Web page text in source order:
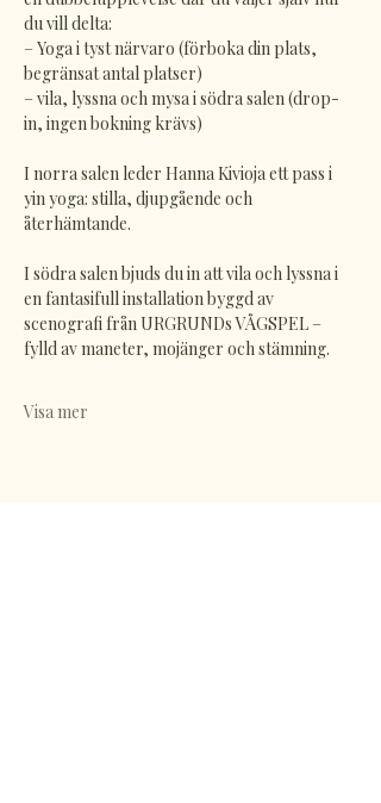
du vill delta:
– Yoga i tyst närvaro (förboka din plats,
begränsat antal platser)
– vila, lyssna och mysa i södra salen (drop-
in, ingen bokning krävs)
I norra salen leder Hanna Kivioja ett pass i
yin yoga: stilla, djupgående och
återhämtande.
I södra salen bjuds du in att vila och lyssna i
en fantasifull installation byggd av
scenografi från URGRUNDs VÅGSPEL –
fylld av maneter, mojänger och stämning.
Visa mer